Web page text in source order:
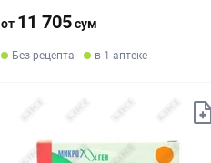
от 11 705сум
Без рецепта в 1 аптеке